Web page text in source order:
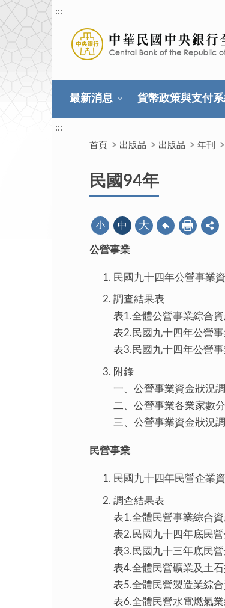
:::
最新消息 貨幣政策與支付
:::
首頁 出版品 出版品 年刊
民國94年
小 中 大
公營事業
民國九十四年公營事業
調查結果表
表1.全體公營事業綜合資
表2.民國九十四年公營
表3.民國九十四年公營
附錄
一、公營事業資金狀況
二、公營事業各業家數
三、公營事業資金狀況調
民營事業
民國九十四年民營企業
調查結果表
表1.全體民營事業綜合資
表2.民國九十四年底民
表3.民國九十三年底民
表4.全體民營礦業及土
表5.全體民營製造業綜合
表6.全體民營水電燃氣